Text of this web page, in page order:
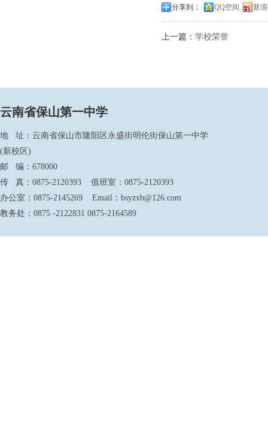
分享到： QQ空间 新
上一篇： 学校荣誉
云南省保山第一中学
地 址：云南省保山市隆阳区永盛街明伦街保山第一中学
(新校区)
邮 编：678000
传 真：0875-2120393 值班室：0875-2120393
办公室：0875-2145269 Email：bsyzxb@126.com
教务处：0875 -2122831 0875-2164589